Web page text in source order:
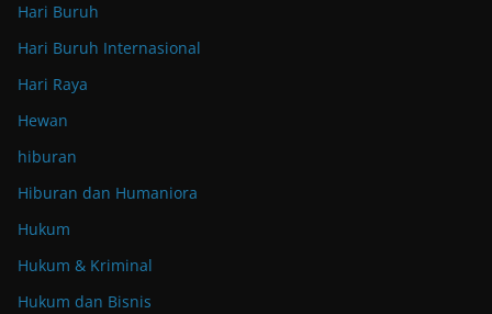
Hari Buruh
Hari Buruh Internasional
Hari Raya
Hewan
hiburan
Hiburan dan Humaniora
Hukum
Hukum & Kriminal
Hukum dan Bisnis